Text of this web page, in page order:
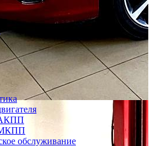
обслуживание